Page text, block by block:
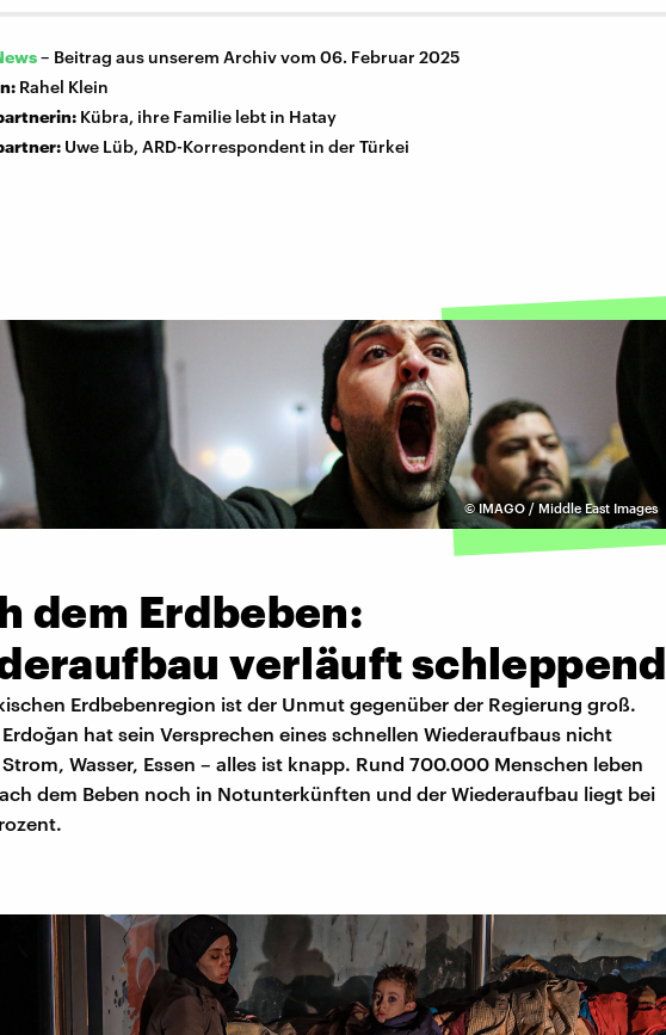
– Beitrag aus unserem Archiv vom 06. Februar 2025
Rahel Klein
Kübra, ihre Familie lebt in Hatay
Uwe Lüb, ARD-Korrespondent in der Türkei
©IMAGO / Middle East Images
dem Erdbeben:
verläuft schleppend
Erdbebenregion ist der Unmut gegenüber der Regierung groß.
hat sein Versprechen eines schnellen Wiederaufbaus nicht
Wasser, Essen – alles ist knapp. Rund 700.000 Menschen leben
dem Beben noch in Notunterkünften und der Wiederaufbau liegt bei